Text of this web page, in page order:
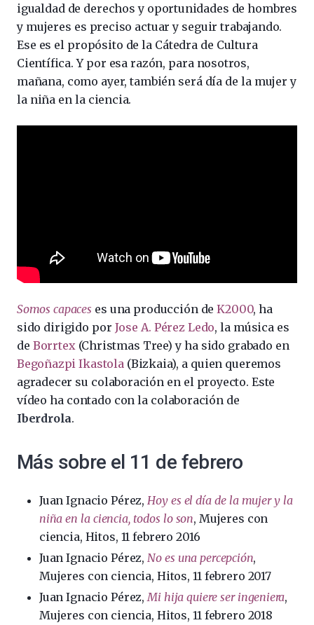
igualdad de derechos y oportunidades de hombres
y mujeres es preciso actuar y seguir trabajando.
Ese es el propósito de la Cátedra de Cultura
Científica. Y por esa razón, para nosotros,
mañana, como ayer, también será día de la mujer y
la niña en la ciencia.
Somos capaces es una producción deK2000, ha
sido dirigido por Jose A. Pérez Ledo, la música es
de Borrtex(Christmas Tree) y ha sido grabado en
Begoñazpi Ikastola (Bizkaia), a quien queremos
agradecer su colaboración en el proyecto. Este
vídeo ha contado con la colaboración de
Iberdrola.
Más sobre el 11 de febrero
Juan Ignacio Pérez, Hoy es el día de la mujer y la
niña en la ciencia, todos lo son, Mujeres con
ciencia, Hitos, 11 febrero 2016
Juan Ignacio Pérez, No es una percepción,
Mujeres con ciencia, Hitos, 11 febrero 2017
Juan Ignacio Pérez, Mi hija quiere ser ingeniera,
Mujeres con ciencia, Hitos, 11 febrero 2018